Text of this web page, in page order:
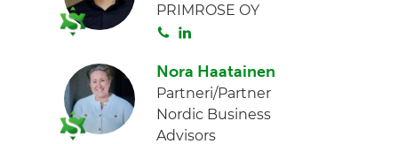
a
e
n
PRIMROSE OY
S
i
t
a
n
k
e
d
Nora Haatainen
Partneri/Partner
Nordic Business
Advisors